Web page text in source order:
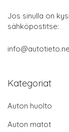
Jos sinulla on
sähköpostitse:
Kategoriat
Auton huolto
Auton matot